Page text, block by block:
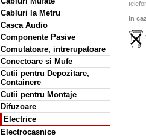
Cabluri la Metru
Casca Audio
Componente Pasive
Comutatoare, intrerupatoare
Conectoare si Mufe
Cutii pentru Depozitare,
Containere
Cutii pentru Montaje
Difuzoare
Electrice
Electrocasnice
In